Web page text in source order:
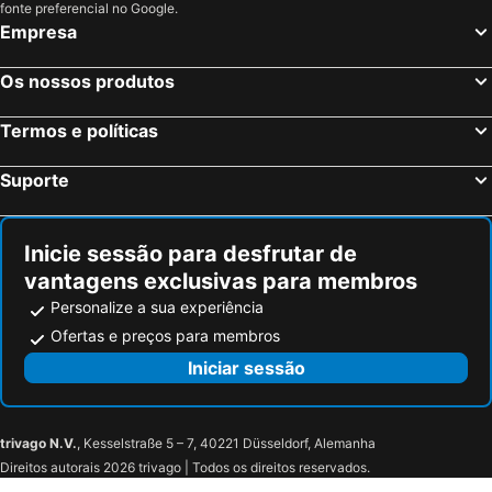
Certaldo, bed and breakfasts
Porretta Terme, bed and breakfasts
Barberino di Mugello, bed and breakfasts
Campi Bisenzio, bed and breakfasts
San Miniato, bed and breakfasts
Santa Luce, bed and breakfasts
Lamporecchio, bed and breakfasts
Vicopisano, bed and breakfasts
fonte preferencial no Google.
Empresa
Os nossos produtos
Termos e políticas
Suporte
Inicie sessão para desfrutar de
vantagens exclusivas para membros
Personalize a sua experiência
Ofertas e preços para membros
Iniciar sessão
trivago N.V., Kesselstraße 5 – 7, 40221 Düsseldorf, Alemanha
Direitos autorais 2026 trivago | Todos os direitos reservados.